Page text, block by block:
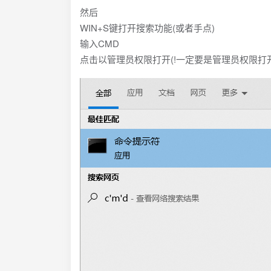
然后
WIN+S键打开搜索功能(或者手点)
输入CMD
点击以管理员权限打开(!一定要是管理员权限打